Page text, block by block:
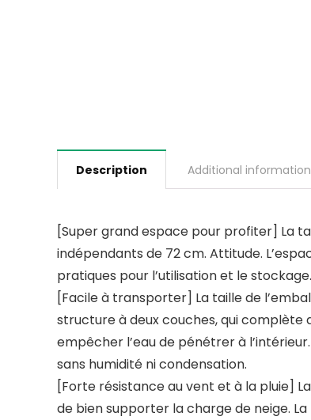
Description Additional information
[Super grand espace pour profiter] La
indépendants de 72 cm. Attitude.
pratiques pour l’utilisation et le stockage.
[Facile à transporter] La taille de
structure à deux couches, qui
empêcher l’eau de pénétrer à
sans humidité ni condensation.
[Forte résistance au vent et à la pluie]
de bien supporter la charge de neige.